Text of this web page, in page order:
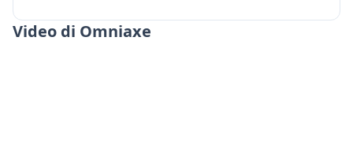
Video di Omniaxe